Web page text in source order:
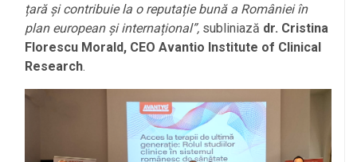
țară și contribuie la o reputație bună a României în
plan european și internațional”, subliniază dr. Cristina
Florescu Morald, CEO Avantio Institute of Clinical
Research.